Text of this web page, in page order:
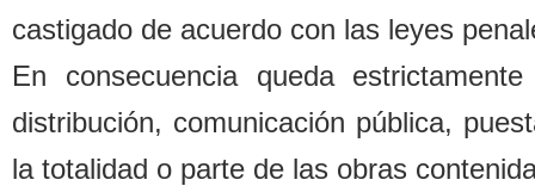
castigado de acuerdo con las leyes
En consecuencia queda
distribución, comunicación pública,
la totalidad o parte de las obras